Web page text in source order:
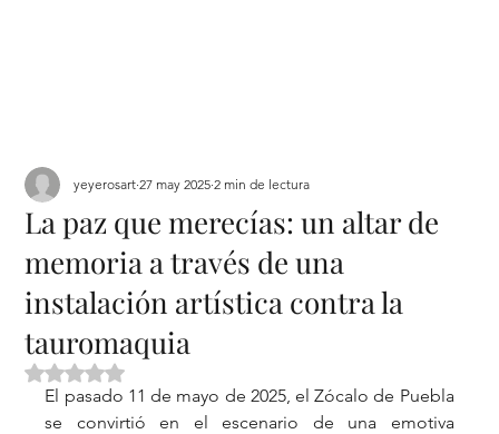
La paz que merecías: un altar de
memoria a través de una
instalación artística contra la
tauromaquia
yeyerosart 27 may 2025 2 min de lectura
Obtuvo NaN de 5 estrellas.
El pasado 11 de mayo de 2025, el Zócalo de Puebla
se convirtió en el escenario de una emotiva